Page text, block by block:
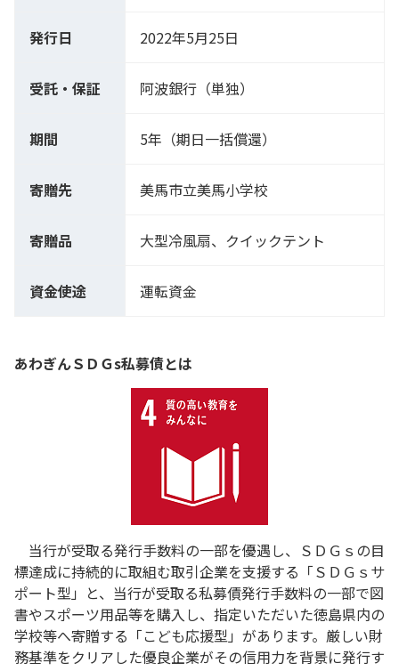
発行日 2022年5月25日
受託・保証 阿波銀行（単独）
期間 5年（期日一括償還）
寄贈先 美馬市立美馬小学校
寄贈品 大型冷風扇、クイックテント
資金使途 運転資金
あわぎんＳＤＧs私募債とは
当行が受取る発行手数料の一部を優遇し、ＳＤＧｓの目
標達成に持続的に取組む取引企業を支援する「ＳＤＧｓサ
ポート型」と、当行が受取る私募債発行手数料の一部で図
書やスポーツ用品等を購入し、指定いただいた徳島県内の
学校等へ寄贈する「こども応援型」があります。厳しい財
務基準をクリアした優良企業がその信用力を背景に発行す